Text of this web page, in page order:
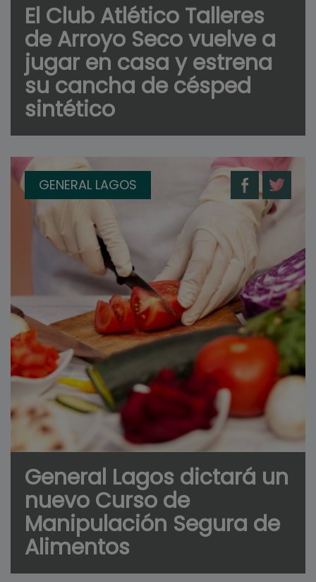
El Club Atlético Talleres
de Arroyo Seco vuelve a
jugar en casa y estrena
su cancha de césped
sintético
GENERAL LAGOS
General Lagos dictará un
nuevo Curso de
Manipulación Segura de
Alimentos